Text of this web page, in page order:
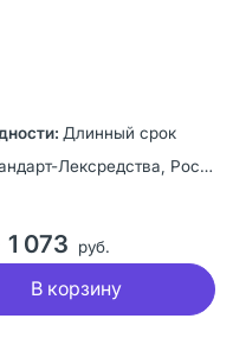
Длинный срок
Фармстандарт-Лексредства, Россия
1 073 руб.
В корзину